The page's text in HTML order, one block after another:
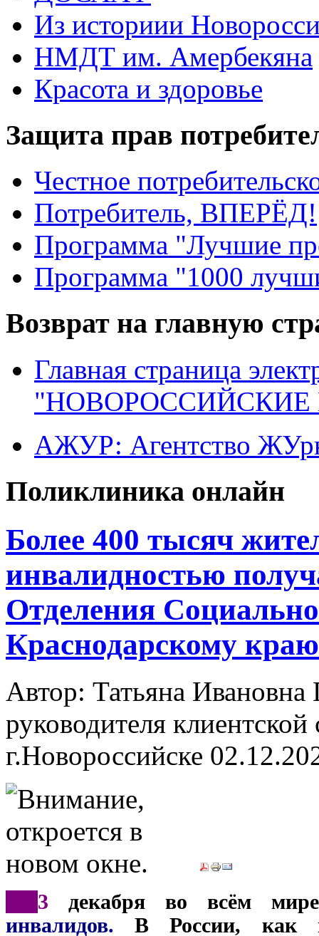
Из историии
НМДТ им. Амербекяна
Красота и здоровье
Защита прав
Честное
Потребитель, ВПЕРЁД!
Программа "Лучшие
Программа "1000
Возврат на главную
Главная страница
"НОВОРОССИЙСКИЕ
АЖУР: Агентство
Поликлиника онлайн
Более 400 тысяч
инвалидностью
Отделения
Краснодарскому
Автор: Татьяна
руководителя
г.Новороссийске
3 декабря во всём мире
инвалидов. В России, как